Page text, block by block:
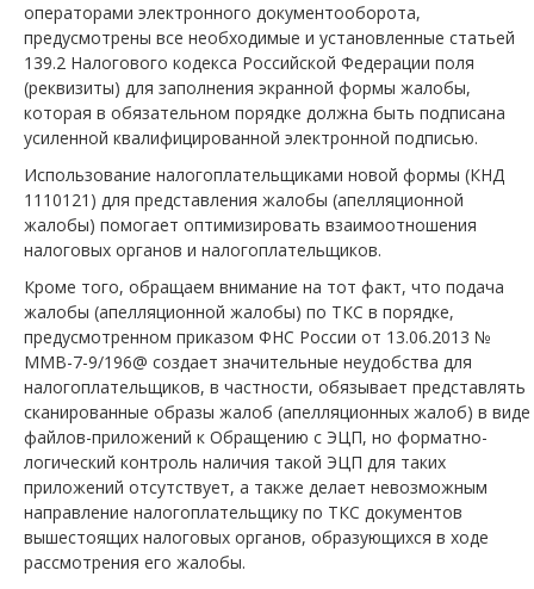
операторами электронного документооборота,
предусмотрены все необходимые и установленные статьей
139.2 Налогового кодекса Российской Федерации поля
(реквизиты) для заполнения экранной формы жалобы,
которая в обязательном порядке должна быть подписана
усиленной квалифицированной электронной подписью.
Использование налогоплательщиками новой формы (КНД
1110121) для представления жалобы (апелляционной
жалобы) помогает оптимизировать взаимоотношения
налоговых органов и налогоплательщиков.
Кроме того, обращаем внимание на тот факт, что подача
жалобы (апелляционной жалобы) по ТКС в порядке,
предусмотренном приказом ФНС России от 13.06.2013 №
ММВ-7-9/196@ создает значительные неудобства для
налогоплательщиков, в частности, обязывает представлять
сканированные образы жалоб (апелляционных жалоб) в виде
файлов-приложений к Обращению с ЭЦП, но форматно-
логический контроль наличия такой ЭЦП для таких
приложений отсутствует, а также делает невозможным
направление налогоплательщику по ТКС документов
вышестоящих налоговых органов, образующихся в ходе
рассмотрения его жалобы.